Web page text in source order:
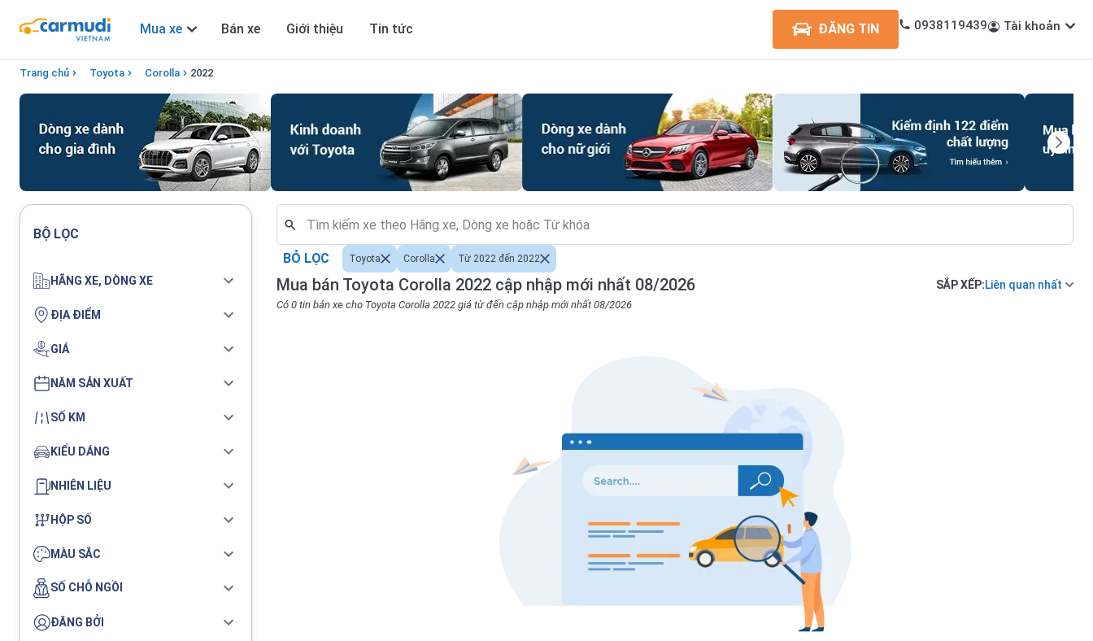
Mua xe Bán xe Giới thiệu Tin tức ĐĂNG TIN 0938119439 Tài khoản
Trang chủ Toyota Corolla 2022
BỘ LỌC
HÃNG XE, DÒNG XE
ĐỊA ĐIỂM
GIÁ
NĂM SẢN XUẤT
SỐ KM
KIỂU DÁNG
NHIÊN LIỆU
HỘP SỐ
MÀU SẮC
SỐ CHỖ NGỒI
ĐĂNG BỞI
Mua bán Toyota Corolla 2022 cập nhập mới nhất 08/2026 SẮP XẾP:Liên quan nhất
Có 0 tin bán xe cho Toyota Corolla 2022 giá từ đến cập nhập mới nhất 08/2026
BỎ LỌC Toyota Corolla Từ 2022 đến 2022